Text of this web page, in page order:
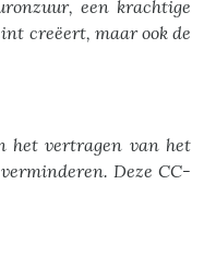
een krachtige
creëert, maar ook de
het vertragen van het
Deze CC-